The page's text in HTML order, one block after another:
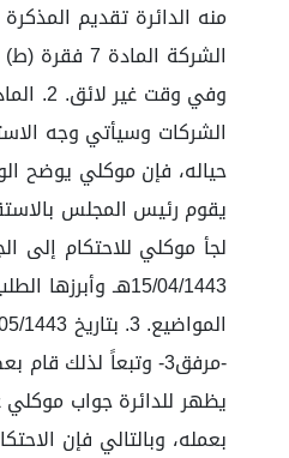
الشركة
الشركات وسيأتي وجه
-مرفق3- وتبعاً لذلك
يظهر للدائرة جواب